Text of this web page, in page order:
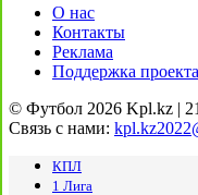
О нас
Контакты
Реклама
Поддержка проекта
© Футбол 2026 Kpl.kz |
Связь с нами:
КПЛ
1 Лига